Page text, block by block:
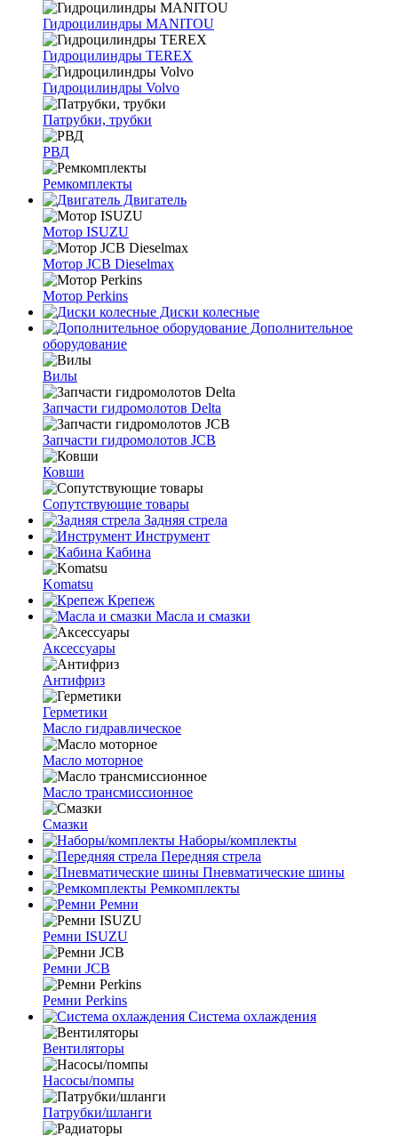
Гидроцилиндры MANITOU
Гидроцилиндры TEREX
Гидроцилиндры Volvo
Патрубки, трубки
РВД
Ремкомплекты
Двигатель
Мотор ISUZU
Мотор JCB Dieselmax
Мотор Perkins
Диски колесные
Дополнительное
оборудование
Вилы
Запчасти гидромолотов Delta
Запчасти гидромолотов JCB
Ковши
Сопутствующие товары
Задняя стрела
Инструмент
Кабина
Komatsu
Крепеж
Масла и смазки
Аксессуары
Антифриз
Герметики
Масло гидравлическое
Масло моторное
Масло трансмиссионное
Смазки
Наборы/комплекты
Передняя стрела
Пневматические шины
Ремкомплекты
Ремни
Ремни ISUZU
Ремни JCB
Ремни Perkins
Система охлаждения
Вентиляторы
Насосы/помпы
Патрубки/шланги